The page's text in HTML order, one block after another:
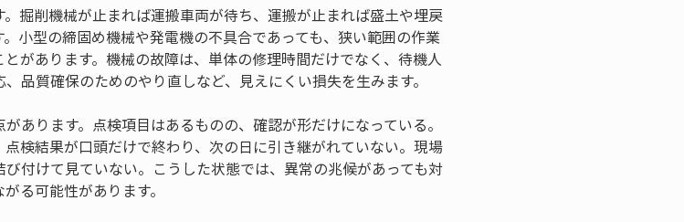
掘削機械が止まれば運搬車両が待ち、運搬が止まれば盛土や埋戻
小型の締固め機械や発電機の不具合であっても、狭い範囲の作業
があります。機械の故障は、単体の修理時間だけでなく、待機人
品質確保のためのやり直しなど、見えにくい損失を生みます。
あります。点検項目はあるものの、確認が形だけになっている。
検結果が口頭だけで終わり、次の日に引き継がれていない。現場
付けて見ていない。こうした状態では、異常の兆候があっても対
る可能性があります。